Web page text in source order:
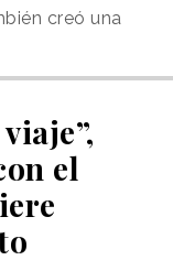
creó una
el